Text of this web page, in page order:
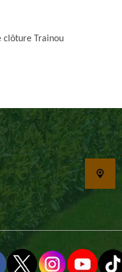
clôture Trainou